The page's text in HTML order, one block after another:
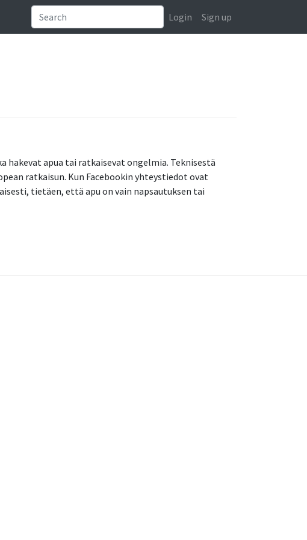
Login Sign up
apua tai ratkaisevat ongelmia. Teknisestä
ratkaisun. Kun Facebookin yhteystiedot ovat
tietäen, että apu on vain napsautuksen tai